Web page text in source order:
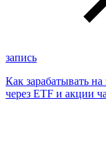
запись
Как зарабатывать
через ETF и акции